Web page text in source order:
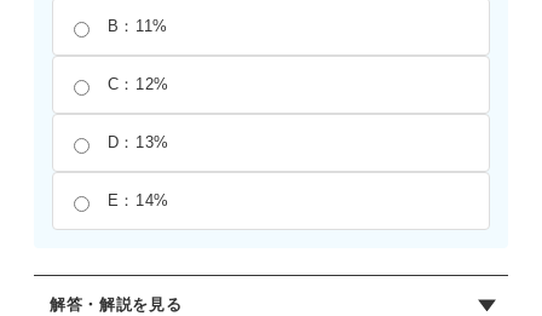
B：11%
C：12%
D：13%
E：14%
解答・解説を見る